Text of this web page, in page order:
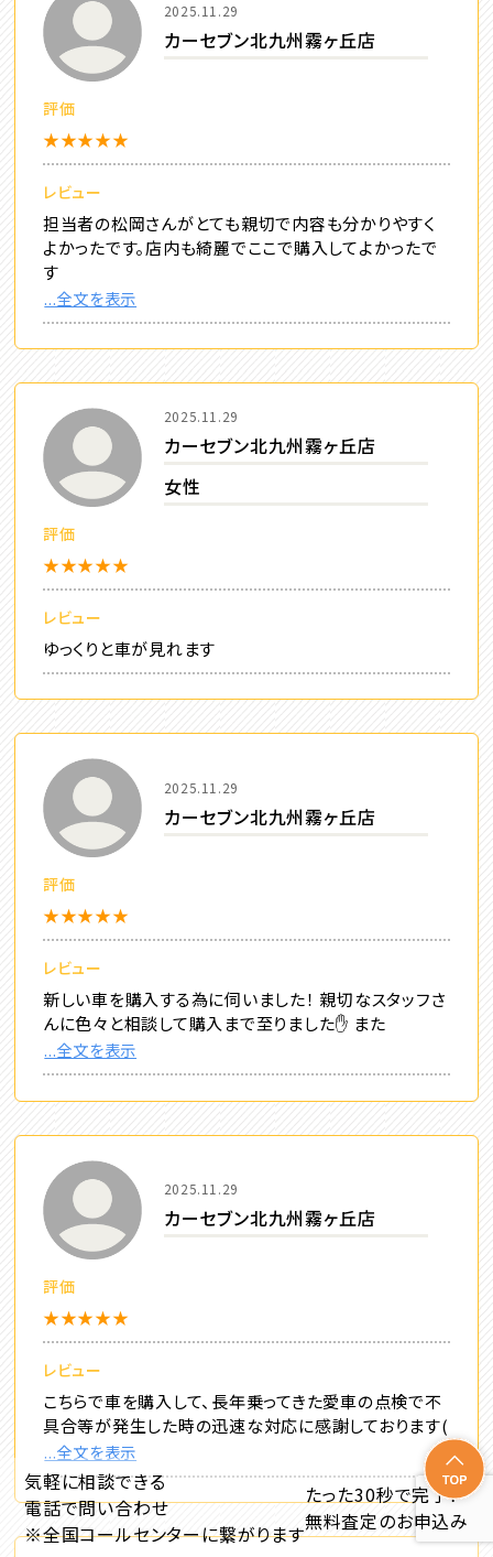
気軽に相談できる
電話で問い合わせ
※全国コールセンターに繋がります
たった30秒で完了！
無料査定のお申込み
2025.11.29
カーセブン北九州霧ヶ丘店
評価
★★★★★
レビュー
担当者の松岡さんがとても親切で内容も分かりやすく
よかったです。店内も綺麗でここで購入してよかったで
す
...全文を表示
2025.11.29
カーセブン北九州霧ヶ丘店
女性
評価
★★★★★
レビュー
ゆっくりと車が見れます
2025.11.29
カーセブン北九州霧ヶ丘店
評価
★★★★★
レビュー
新しい車を購入する為に伺いました！ 親切なスタッフさ
んに色々と相談して購入まで至りました✋ また
...全文を表示
2025.11.29
カーセブン北九州霧ヶ丘店
評価
★★★★★
レビュー
こちらで車を購入して、長年乗ってきた愛車の点検で不
具合等が発生した時の迅速な対応に感謝しております(
...全文を表示